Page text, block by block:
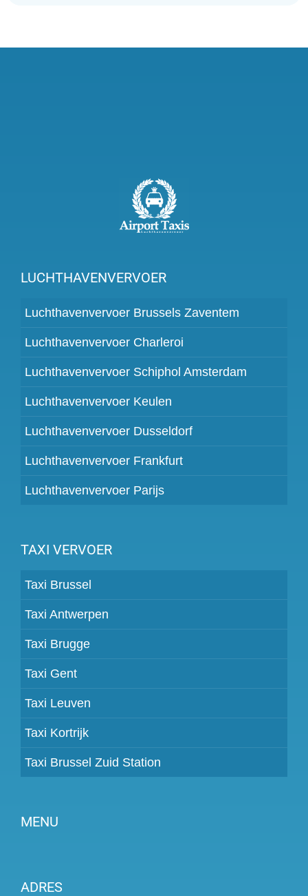
LUCHTHAVENVERVOER
Luchthavenvervoer Brussels Zaventem
Luchthavenvervoer Charleroi
Luchthavenvervoer Schiphol Amsterdam
Luchthavenvervoer Keulen
Luchthavenvervoer Dusseldorf
Luchthavenvervoer Frankfurt
Luchthavenvervoer Parijs
TAXI VERVOER
Taxi Brussel
Taxi Antwerpen
Taxi Brugge
Taxi Gent
Taxi Leuven
Taxi Kortrijk
Taxi Brussel Zuid Station
MENU
Prijzen
ADRES